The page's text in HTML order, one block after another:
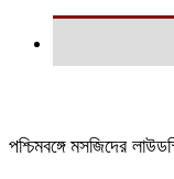
পশ্চিমবঙ্গে মসজিদের